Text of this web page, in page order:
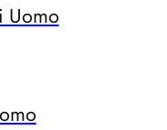
Uomo